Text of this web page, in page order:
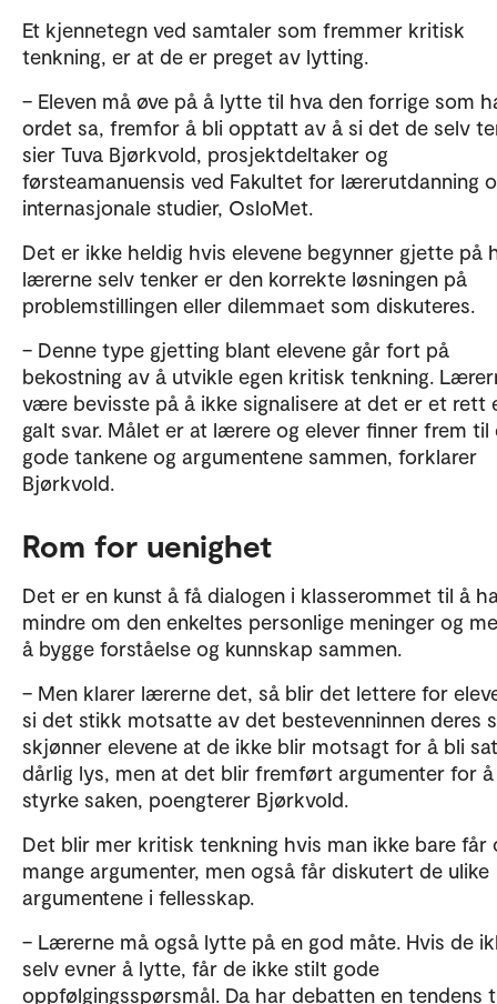
Et kjennetegn ved samtaler som fremmer kritisk
tenkning, er at de er preget av lytting.
– Eleven må øve på å lytte til hva den forrige som
ordet sa, fremfor å bli opptatt av å si det de selv
sier Tuva Bjørkvold, prosjektdeltaker og
førsteamanuensis ved Fakultet for lærerutdanning
internasjonale studier, OsloMet.
Det er ikke heldig hvis elevene begynner gjette på
lærerne selv tenker er den korrekte løsningen på
problemstillingen eller dilemmaet som diskuteres.
– Denne type gjetting blant elevene går fort på
bekostning av å utvikle egen kritisk tenkning.
være bevisste på å ikke signalisere at det er et rett
galt svar. Målet er at lærere og elever finner frem til
gode tankene og argumentene sammen, forklarer
Bjørkvold.
Rom for uenighet
Det er en kunst å få dialogen i klasserommet til å
mindre om den enkeltes personlige meninger og
å bygge forståelse og kunnskap sammen.
– Men klarer lærerne det, så blir det lettere for
si det stikk motsatte av det bestevenninnen deres
skjønner elevene at de ikke blir motsagt for å bli
dårlig lys, men at det blir fremført argumenter for å
styrke saken, poengterer Bjørkvold.
Det blir mer kritisk tenkning hvis man ikke bare får
mange argumenter, men også får diskutert de ulike
argumentene i fellesskap.
– Lærerne må også lytte på en god måte. Hvis de
selv evner å lytte, får de ikke stilt gode
oppfølgingsspørsmål. Da har debatten en tendens